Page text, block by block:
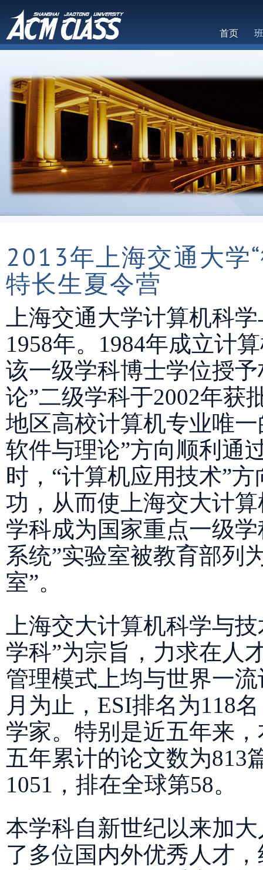
首页
2013年上海交通大学
特长生夏令营
上海交通大学计算机科
1958年。1984年成立计
该一级学科博士学位授
论”二级学科于2002年获
地区高校计算机专业唯
软件与理论”方向顺利通
时，“计算机应用技术”
功，从而使上海交大计
学科成为国家重点一级
系统”实验室被教育部列
室”。
上海交大计算机科学与
学科”为宗旨，力求在人
管理模式上均与世界一
月为止，ESI排名为118
学家。特别是近五年来
五年累计的论文数为813
1051，排在全球第58。
本学科自新世纪以来加
了多位国内外优秀人才